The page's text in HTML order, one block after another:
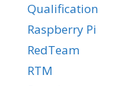
Qualification
Raspberry Pi
RedTeam
RTM